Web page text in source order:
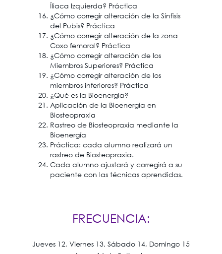
Íliaca Izquierda? Práctica
¿Cómo corregir alteración de la Sínfisis
del Pubis? Práctica
¿Cómo corregir alteración de la zona
Coxo femoral? Práctica
¿Cómo corregir alteración de los
Miembros Superiores? Práctica
¿Cómo corregir alteración de los
miembros inferiores? Práctica
¿Qué es la Bioenergía?
Aplicación de la Bioenergía en
Biosteopraxia
Rastreo de Biosteopraxia mediante la
Bioenergía
Práctica: cada alumno realizará un
rastreo de Biosteopraxia.
Cada alumno ajustará y corregirá a su
paciente con las técnicas aprendidas.
FRECUENCIA:
Jueves 12, Viernes 13, Sábado 14, Domingo 15